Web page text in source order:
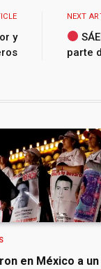
y
NEXT
parte
en México a un